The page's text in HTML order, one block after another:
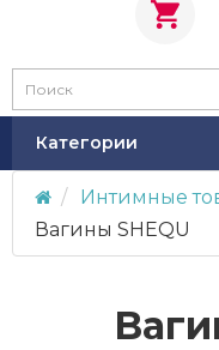
Категории
Интимные
Вагины SHEQU